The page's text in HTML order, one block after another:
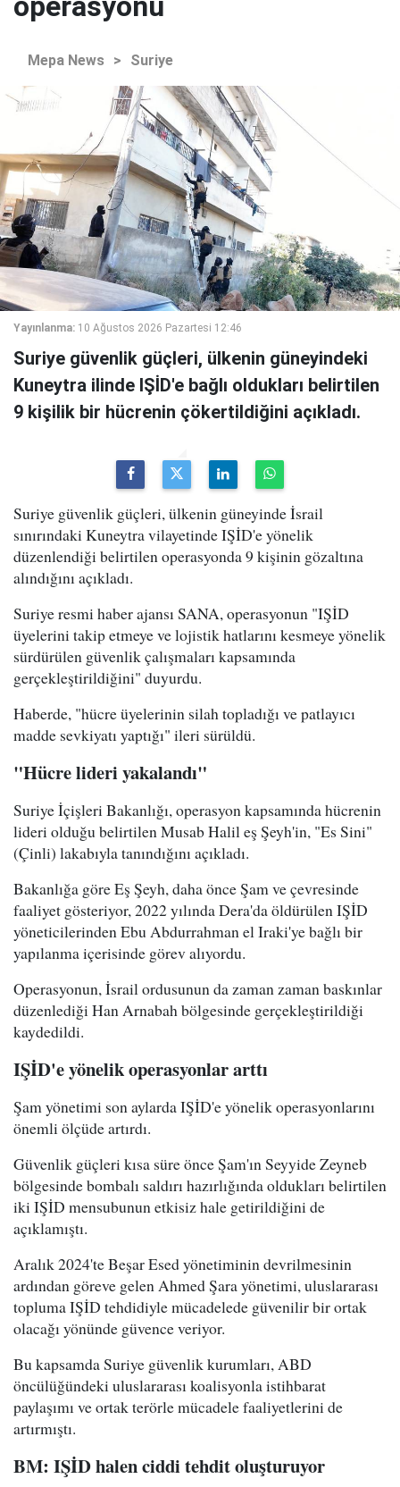
Mepa News > Suriye
Yayınlanma: 10 Ağustos 2026 Pazartesi 12:46
Suriye güvenlik güçleri, ülkenin güneyindeki
Kuneytra ilinde IŞİD'e bağlı oldukları belirtilen
9 kişilik bir hücrenin çökertildiğini açıkladı.
Suriye güvenlik güçleri, ülkenin güneyinde İsrail
sınırındaki Kuneytra vilayetinde IŞİD'e yönelik
düzenlendiği belirtilen operasyonda 9 kişinin gözaltına
alındığını açıkladı.
Suriye resmi haber ajansı SANA, operasyonun "IŞİD
üyelerini takip etmeye ve lojistik hatlarını kesmeye yönelik
sürdürülen güvenlik çalışmaları kapsamında
gerçekleştirildiğini" duyurdu.
Haberde, "hücre üyelerinin silah topladığı ve patlayıcı
madde sevkiyatı yaptığı" ileri sürüldü.
"Hücre lideri yakalandı"
Suriye İçişleri Bakanlığı, operasyon kapsamında hücrenin
lideri olduğu belirtilen Musab Halil eş Şeyh'in, "Es Sini"
(Çinli) lakabıyla tanındığını açıkladı.
Bakanlığa göre Eş Şeyh, daha önce Şam ve çevresinde
faaliyet gösteriyor, 2022 yılında Dera'da öldürülen IŞİD
yöneticilerinden Ebu Abdurrahman el Iraki'ye bağlı bir
yapılanma içerisinde görev alıyordu.
Operasyonun, İsrail ordusunun da zaman zaman baskınlar
düzenlediği Han Arnabah bölgesinde gerçekleştirildiği
kaydedildi.
IŞİD'e yönelik operasyonlar arttı
Şam yönetimi son aylarda IŞİD'e yönelik operasyonlarını
önemli ölçüde artırdı.
Güvenlik güçleri kısa süre önce Şam'ın Seyyide Zeyneb
bölgesinde bombalı saldırı hazırlığında oldukları belirtilen
iki IŞİD mensubunun etkisiz hale getirildiğini de
açıklamıştı.
Aralık 2024'te Beşar Esed yönetiminin devrilmesinin
ardından göreve gelen Ahmed Şara yönetimi, uluslararası
topluma IŞİD tehdidiyle mücadelede güvenilir bir ortak
olacağı yönünde güvence veriyor.
Bu kapsamda Suriye güvenlik kurumları, ABD
öncülüğündeki uluslararası koalisyonla istihbarat
paylaşımı ve ortak terörle mücadele faaliyetlerini de
artırmıştı.
BM: IŞİD halen ciddi tehdit oluşturuyor